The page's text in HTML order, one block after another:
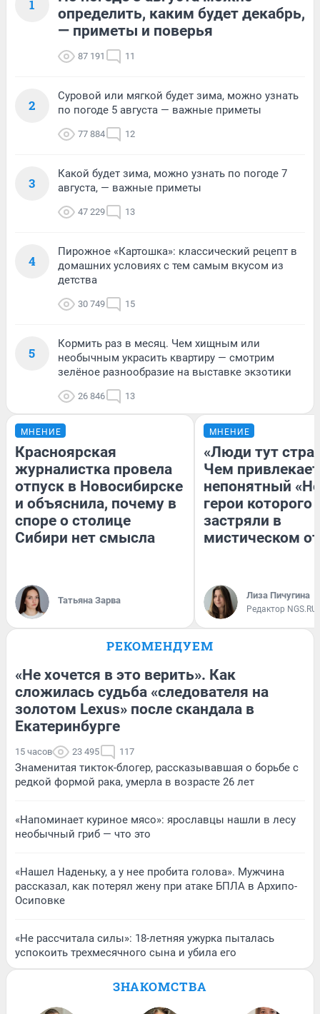
1
определить, каким будет декабрь,
— приметы и поверья
87 191 11
2
Суровой или мягкой будет зима, можно узнать
по погоде 5 августа — важные приметы
77 884 12
3
Какой будет зима, можно узнать по погоде 7
августа, — важные приметы
47 229 13
4
Пирожное «Картошка»: классический рецепт в
домашних условиях с тем самым вкусом из
детства
30 749 15
5
Кормить раз в месяц. Чем хищным или
необычным украсить квартиру — смотрим
зелёное разнообразие на выставке экзотики
26 846 13
МНЕНИЕ
Красноярская
журналистка провела
отпуск в Новосибирске
и объяснила, почему в
споре о столице
Сибири нет смысла
Татьяна Зарва
МНЕНИЕ
«Люди тут
Чем привлекает
непонятный
герои которого
застряли в
мистическом
Лиза Пичугина
Редактор NGS.RU
РЕКОМЕНДУЕМ
«Не хочется в это верить». Как
сложилась судьба «следователя на
золотом Lexus» после скандала в
Екатеринбурге
15 часов 23 495 117
Знаменитая тикток-блогер, рассказывавшая о борьбе с
редкой формой рака, умерла в возрасте 26 лет
«Напоминает куриное мясо»: ярославцы нашли в лесу
необычный гриб — что это
«Нашел Наденьку, а у нее пробита голова». Мужчина
рассказал, как потерял жену при атаке БПЛА в Архипо-
Осиповке
«Не рассчитала силы»: 18-летняя ужурка пыталась
успокоить трехмесячного сына и убила его
ЗНАКОМСТВА